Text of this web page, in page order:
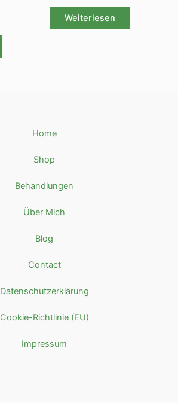
Bewertet
Weiterlesen
Home
Shop
Behandlungen
Über Mich
Blog
Contact
Datenschutzerklärung
Cookie-Richtlinie (EU)
Impressum